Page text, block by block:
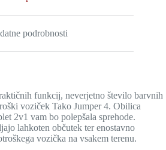
podrobnosti
funkcij, neverjetno število barvnih
voziček Tako Jumper 4. Obilica
2v1 vam bo polepšala sprehode.
lahkoten občutek ter enostavno
vozička na vsakem terenu.